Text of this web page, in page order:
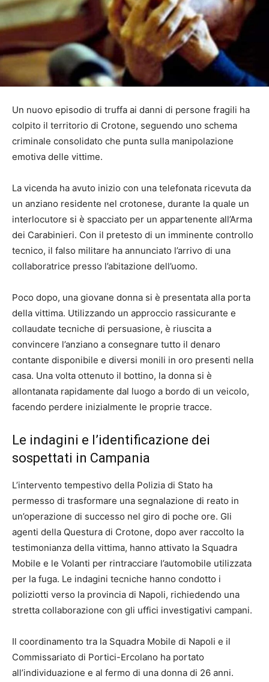
Un nuovo episodio di truffa ai danni di persone fragili ha
colpito il territorio di Crotone, seguendo uno schema
criminale consolidato che punta sulla manipolazione
emotiva delle vittime.
La vicenda ha avuto inizio con una telefonata ricevuta da
un anziano residente nel crotonese, durante la quale un
interlocutore si è spacciato per un appartenente all’Arma
dei Carabinieri. Con il pretesto di un imminente controllo
tecnico, il falso militare ha annunciato l’arrivo di una
collaboratrice presso l’abitazione dell’uomo.
Poco dopo, una giovane donna si è presentata alla porta
della vittima. Utilizzando un approccio rassicurante e
collaudate tecniche di persuasione, è riuscita a
convincere l’anziano a consegnare tutto il denaro
contante disponibile e diversi monili in oro presenti nella
casa. Una volta ottenuto il bottino, la donna si è
allontanata rapidamente dal luogo a bordo di un veicolo,
facendo perdere inizialmente le proprie tracce.
Le indagini e l’identificazione dei
sospettati in Campania
L’intervento tempestivo della Polizia di Stato ha
permesso di trasformare una segnalazione di reato in
un’operazione di successo nel giro di poche ore. Gli
agenti della Questura di Crotone, dopo aver raccolto la
testimonianza della vittima, hanno attivato la Squadra
Mobile e le Volanti per rintracciare l’automobile utilizzata
per la fuga. Le indagini tecniche hanno condotto i
poliziotti verso la provincia di Napoli, richiedendo una
stretta collaborazione con gli uffici investigativi campani.
Il coordinamento tra la Squadra Mobile di Napoli e il
Commissariato di Portici-Ercolano ha portato
all’individuazione e al fermo di una donna di 26 anni.